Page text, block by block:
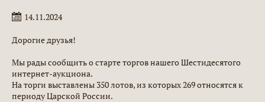
14.11.2024
Дорогие друзья!
Мы рады сообщить о старте торгов нашего Шестидесятого
интернет-аукциона.
На торги выставлены 350 лотов, из которых 269 относятся к
периоду Царской России.